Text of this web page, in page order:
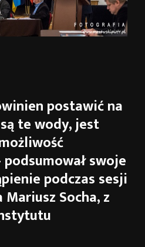
postawić na
te wody, jest
swoje
podczas sesji
Socha, z